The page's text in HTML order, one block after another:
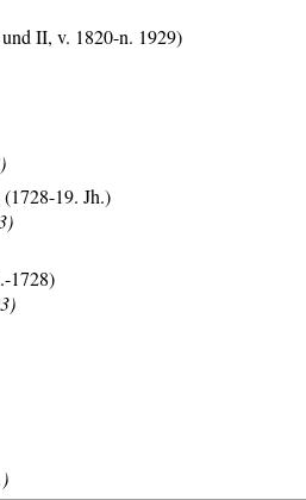
II, v. 1820-n. 1929)
19. Jh.)
1728)